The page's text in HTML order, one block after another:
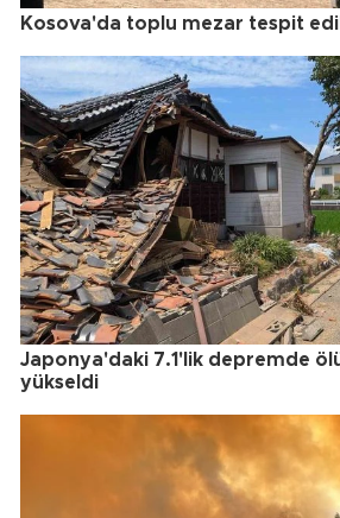
Kosova'da toplu mezar tespit
Japonya'daki 7.1'lik depremde ölü
yükseldi